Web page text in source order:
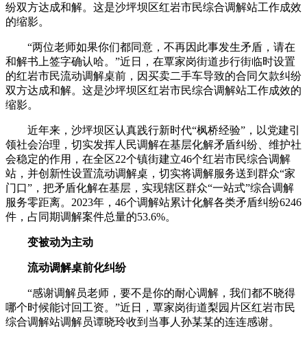
纷双方达成和解。这是沙坪坝区红岩市民综合调解站工作成效
的缩影。
“两位老师如果你们都同意，不再因此事发生矛盾，请在
和解书上签字确认哈。”近日，在覃家岗街道步行街临时设置
的红岩市民流动调解桌前，因买卖二手车导致的合同欠款纠纷
双方达成和解。这是沙坪坝区红岩市民综合调解站工作成效的
缩影。
近年来，沙坪坝区认真践行新时代“枫桥经验”，以党建引
领社会治理，切实发挥人民调解在基层化解矛盾纠纷、维护社
会稳定的作用，在全区22个镇街建立46个红岩市民综合调解
站，并创新性设置流动调解桌，切实将调解服务送到群众“家
门口”，把矛盾化解在基层，实现辖区群众“一站式”综合调解
服务零距离。2023年，46个调解站累计化解各类矛盾纠纷6246
件，占同期调解案件总量的53.6%。
变被动为主动
流动调解桌前化纠纷
“感谢调解员老师，要不是你的耐心调解，我们都不晓得
哪个时候能讨回工资。”近日，覃家岗街道梨园片区红岩市民
综合调解站调解员谭晓玲收到当事人孙某某的连连感谢。